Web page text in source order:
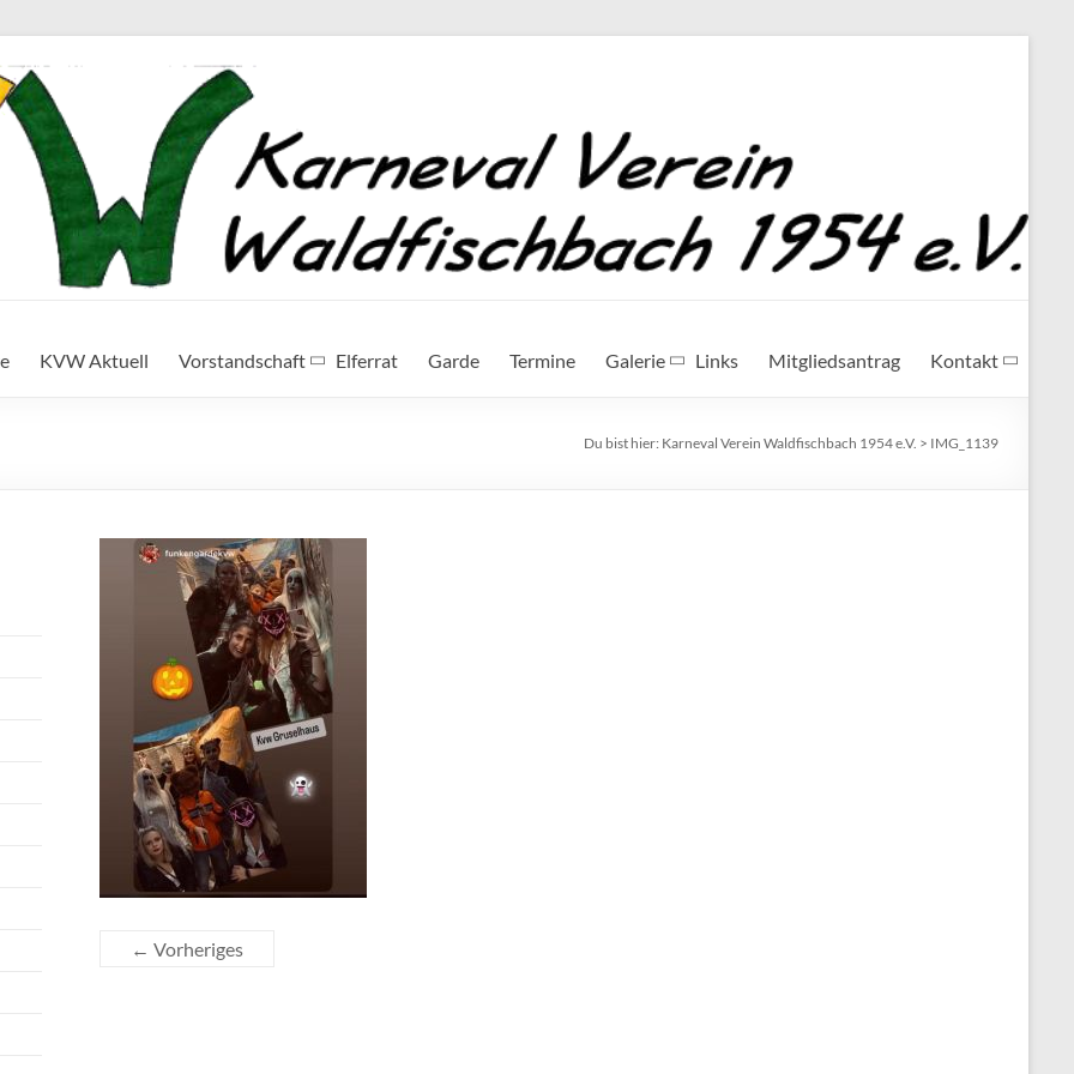
KVW Aktuell Vorstandschaft Elferrat Garde Termine Galerie Links Mitgliedsantrag Kontakt
Du bist hier: Karneval Verein Waldfischbach 1954 e.V. > IMG_1139
← Vorheriges